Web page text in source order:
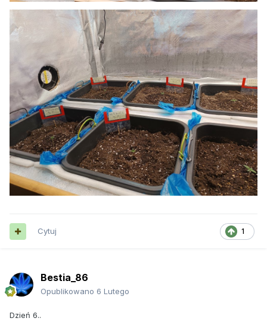
1
Cytuj
Bestia_86
Opublikowano 6 Lutego
Dzień 6..